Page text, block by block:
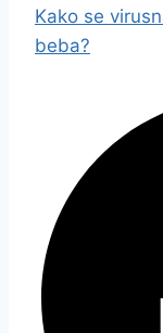
Kako se
beba?